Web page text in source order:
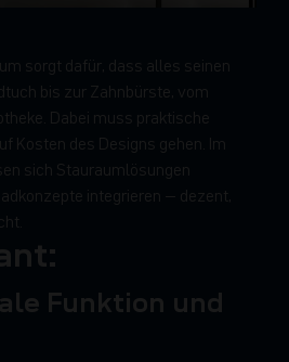
u m s o rg t d afü r, d as s alle s s e in e n
tu c h b is zu rZah n b ü rs te , o m
th e ke D ab e i m u s s p raktis c h e
u f K o s te n d e s D e s ig n s g e h e n Im
e n s ic h S tau rau m lö s u n g e n
ad ko n ze p te in te g rie re n – d e ze n t,
h t
Funktion und